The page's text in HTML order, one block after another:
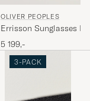
OLIVER PEOPLES
Errisson Sunglasses
5 199,-
3-PACK